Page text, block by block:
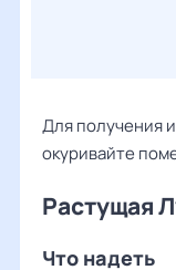
Для получения
окуривайте
Растущая
Что надеть